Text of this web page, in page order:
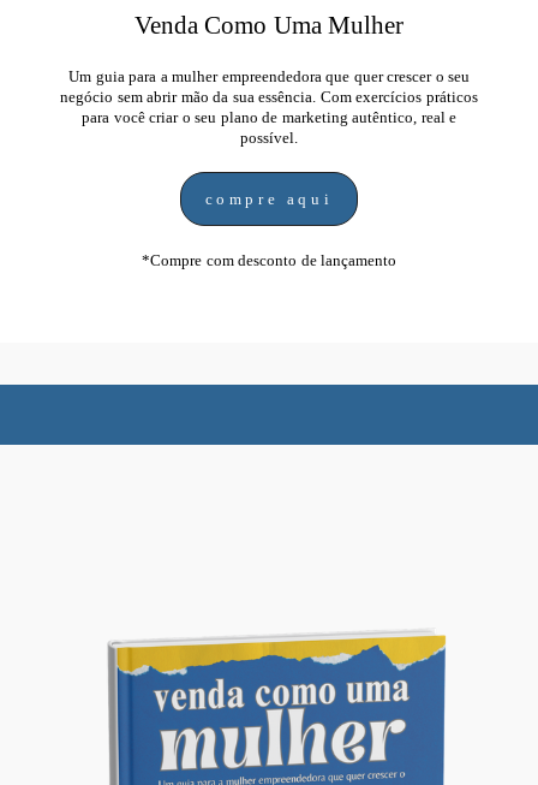
Venda Como Uma Mulher
Um guia para a mulher empreendedora que quer crescer o seu
negócio sem abrir mão da sua essência. Com exercícios práticos
para você criar o seu plano de marketing autêntico, real e
possível.
compre aqui
*Compre com desconto de lançamento